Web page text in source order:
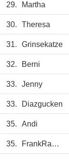
29. Martha
30. Theresa
31. Grinsekatze
32. Berni
33. Jenny
33. Diazgucken
35. Andi
35. FrankRameilsen.